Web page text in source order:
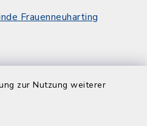
zur Nutzung weiterer
Frauenneuharting